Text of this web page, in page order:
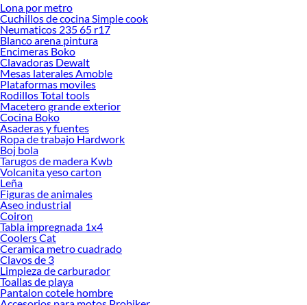
Lona por metro
Cuchillos de cocina Simple cook
Neumaticos 235 65 r17
Blanco arena pintura
Encimeras Boko
Clavadoras Dewalt
Mesas laterales Amoble
Plataformas moviles
Rodillos Total tools
Macetero grande exterior
Cocina Boko
Asaderas y fuentes
Ropa de trabajo Hardwork
Boj bola
Tarugos de madera Kwb
Volcanita yeso carton
Leña
Figuras de animales
Aseo industrial
Coiron
Tabla impregnada 1x4
Coolers Cat
Ceramica metro cuadrado
Clavos de 3
Limpieza de carburador
Toallas de playa
Pantalon cotele hombre